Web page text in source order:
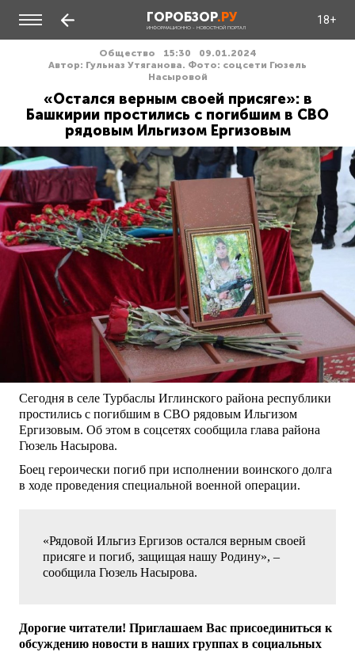
ГОРОБЗОР.РУ
ИНФОРМАЦИОННО - НОВОСТНОЙ ПОРТАЛ
18+
Общество 15:30
09.01.2024
Автор: Гульназ Утяганова. Фото: соцсети Гюзель
Насыровой
«Остался верным своей присяге»: в
Башкирии простились с погибшим в СВО
рядовым Ильгизом Ергизовым
Сегодня в селе Турбаслы Иглинского района республики
простились с погибшим в СВО рядовым Ильгизом
Ергизовым. Об этом в соцсетях сообщила глава района
Гюзель Насырова.
Боец героически погиб при исполнении воинского долга
в ходе проведения специальной военной операции.
«Рядовой Ильгиз Ергизов остался верным своей
присяге и погиб, защищая нашу Родину», –
сообщила Гюзель Насырова.
Дорогие читатели! Приглашаем Вас присоединиться к
обсуждению новости в наших группах в социальных